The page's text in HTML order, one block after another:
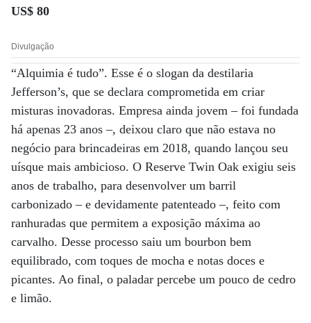
US$ 80
Divulgação
“Alquimia é tudo”. Esse é o slogan da destilaria
Jefferson’s, que se declara comprometida em criar
misturas inovadoras. Empresa ainda jovem – foi fundada
há apenas 23 anos –, deixou claro que não estava no
negócio para brincadeiras em 2018, quando lançou seu
uísque mais ambicioso. O Reserve Twin Oak exigiu seis
anos de trabalho, para desenvolver um barril
carbonizado – e devidamente patenteado –, feito com
ranhuradas que permitem a exposição máxima ao
carvalho. Desse processo saiu um bourbon bem
equilibrado, com toques de mocha e notas doces e
picantes. Ao final, o paladar percebe um pouco de cedro
e limão.